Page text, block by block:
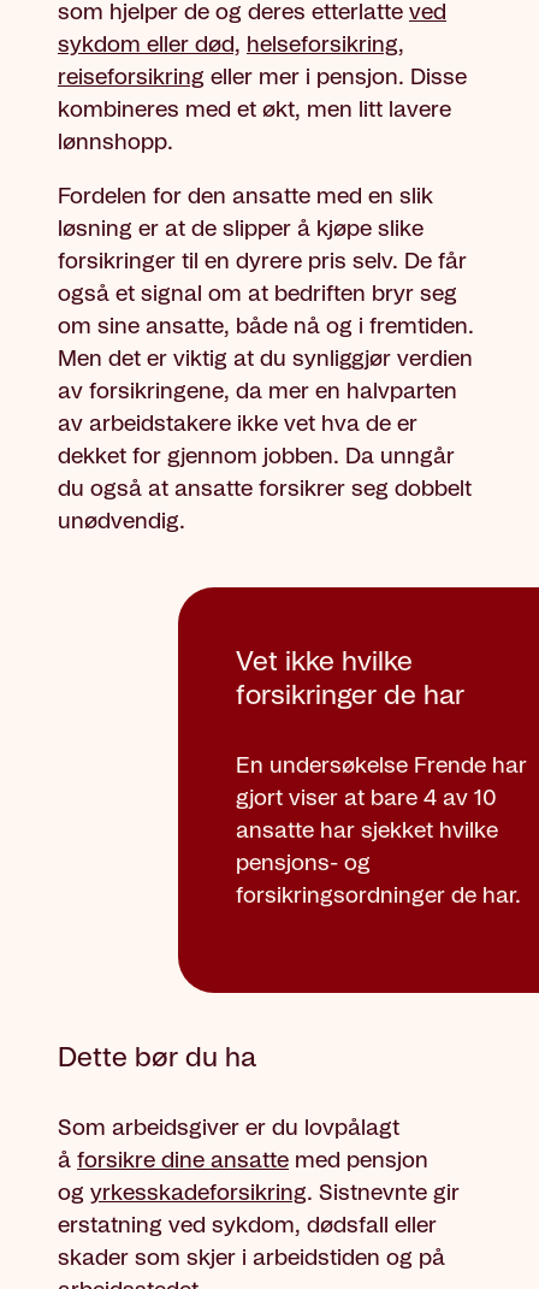
som hjelper de og deres etterlatte ved
sykdom eller død, helseforsikring,
reiseforsikring eller mer i pensjon. Disse
kombineres med et økt, men litt lavere
lønnshopp.
Fordelen for den ansatte med en slik
løsning er at de slipper å kjøpe slike
forsikringer til en dyrere pris selv. De får
også et signal om at bedriften bryr seg
om sine ansatte, både nå og i fremtiden.
Men det er viktig at du synliggjør verdien
av forsikringene, da mer en halvparten
av arbeidstakere ikke vet hva de er
dekket for gjennom jobben. Da unngår
du også at ansatte forsikrer seg dobbelt
unødvendig.
Vet ikke hvilke
forsikringer de har
En undersøkelse Frende har
gjort viser at bare 4 av 10
ansatte har sjekket hvilke
pensjons- og
forsikringsordninger de har.
Dette bør du ha
Som arbeidsgiver er du lovpålagt
å forsikre dine ansatte med pensjon
og yrkesskadeforsikring. Sistnevnte gir
erstatning ved sykdom, dødsfall eller
skader som skjer i arbeidstiden og på